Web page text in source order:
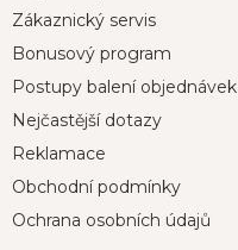
Zákaznický servis
Bonusový program
Postupy balení objednávek
Nejčastější dotazy
Reklamace
Obchodní podmínky
Ochrana osobních údajů